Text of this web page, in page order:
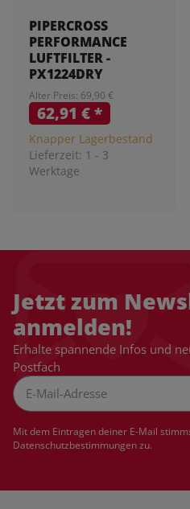
PIPERCROSS
PERFORMANCE
LUFTFILTER -
PX1224DRY
Alter Preis: 69,90 €
62,91 €*
Knapper Lagerbestand
Lieferzeit: 1 - 3
Werktage
Jetzt zum
anmelden!
Erhalte spannende Infos und
Postfach
Mit dem Eintragen deiner E-Mail
Datenschutzbestimmungenzu.